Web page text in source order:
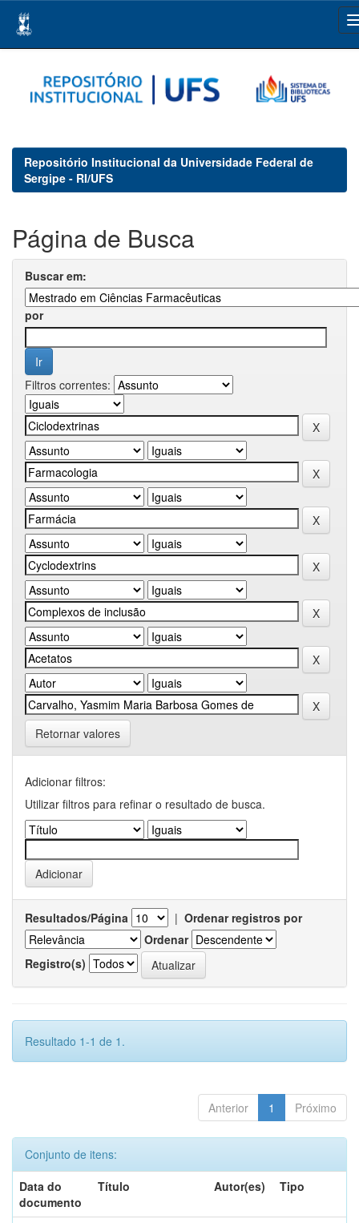
navigation
Repositório Institucional da Universidade Federal de
Sergipe - RI/UFS
Página de Busca
Buscar em:
por
Filtros correntes:
Retornar valores
Adicionar filtros:
Utilizar filtros para refinar o resultado de busca.
Resultados/Página | Ordenar registros por
Ordenar
Registro(s)
Resultado 1-1 de 1.
Anterior 1 Próximo
Conjunto de itens:
Data do
documento
Título Autor(es) Tipo